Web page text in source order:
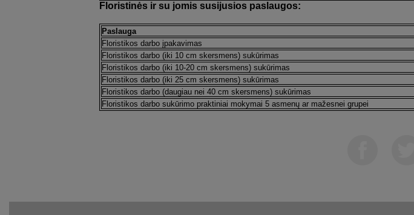
Floristinės ir su jomis susijusios paslaugos:
Paslauga
Floristikos darbo įpakavimas
Floristikos darbo (iki 10 cm skersmens) sukūrimas
Floristikos darbo (iki 10-20 cm skersmens) sukūrimas
Floristikos darbo (iki 25 cm skersmens) sukūrimas
Floristikos darbo (daugiau nei 40 cm skersmens) sukūrimas
Floristikos darbo sukūrimo praktiniai mokymai 5 asmenų ar mažesnei grupei